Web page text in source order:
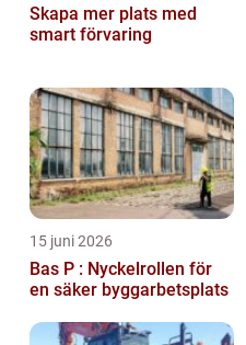
Skapa mer plats med
smart förvaring
15 juni 2026
Bas P : Nyckelrollen för
en säker byggarbetsplats